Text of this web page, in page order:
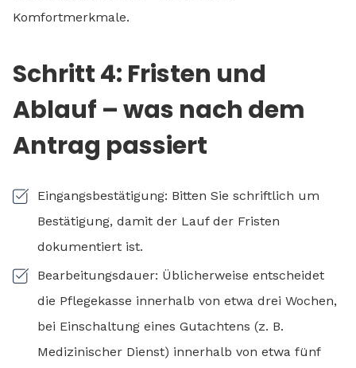
Komfortmerkmale.
Schritt 4: Fristen und
Ablauf – was nach dem
Antrag passiert
Eingangsbestätigung: Bitten Sie schriftlich um
Bestätigung, damit der Lauf der Fristen
dokumentiert ist.
Bearbeitungsdauer: Üblicherweise entscheidet
die Pflegekasse innerhalb von etwa drei Wochen,
bei Einschaltung eines Gutachtens (z. B.
Medizinischer Dienst) innerhalb von etwa fünf